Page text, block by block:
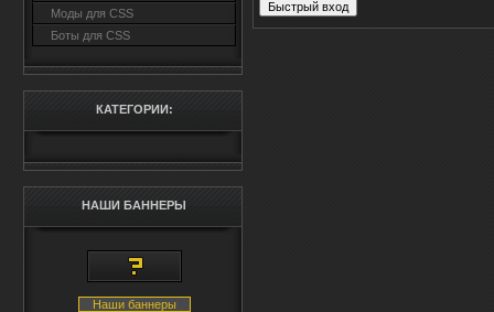
Моды для CSS
Боты для CSS
КАТЕГОРИИ:
НАШИ БАННЕРЫ
Наши баннеры